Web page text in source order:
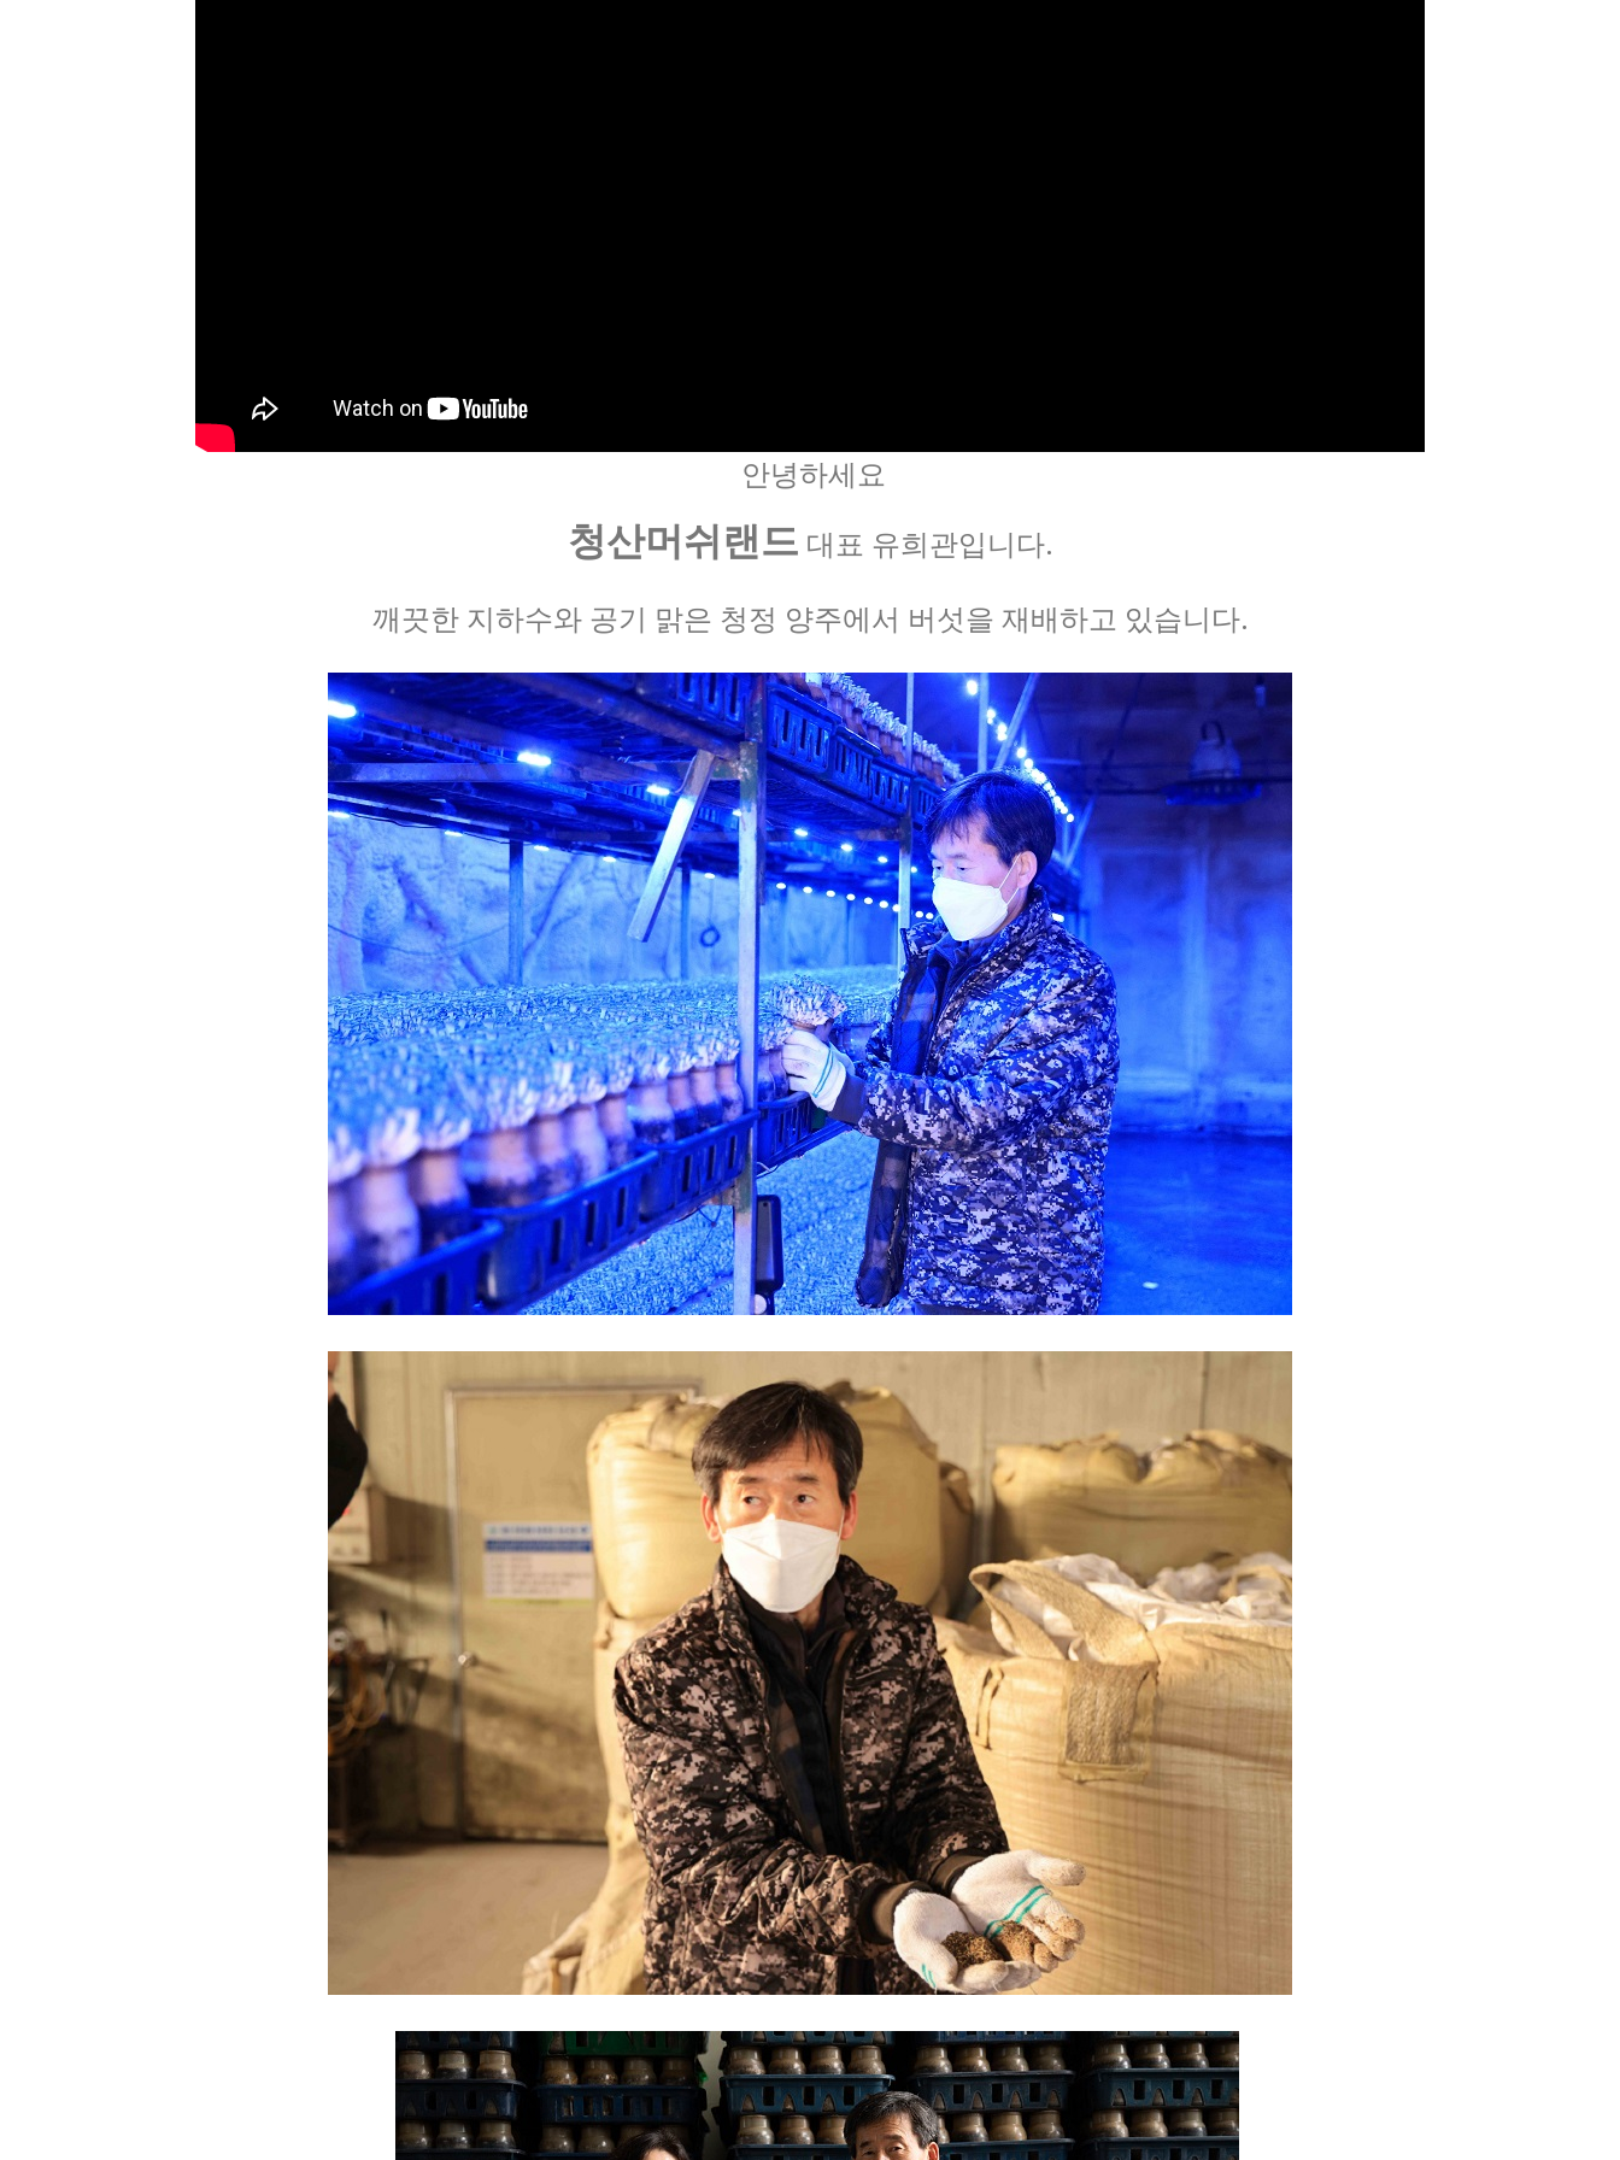
안녕하세요
청산머쉬랜드 대표 유희관입니다.
깨끗한 지하수와 공기 맑은 청정 양주에서 버섯을 재배하고 있습니다.